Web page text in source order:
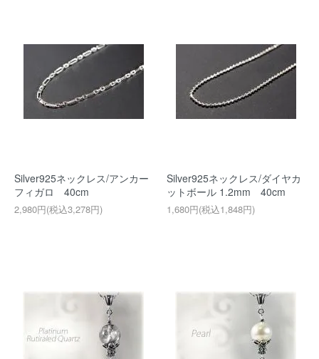
Silver925ネックレス/アンカー
フィガロ 40cm
2,980円(税込3,278円)
Silver925ネックレス/ダイヤカ
ットボール 1.2mm 40cm
1,680円(税込1,848円)